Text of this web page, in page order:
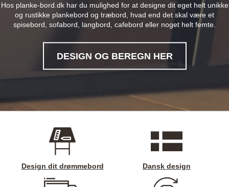
Hos planke-bord.dk har du mulighed for at designe dit eget helt unikke
og rustikke plankebord og træbord, hvad end det skal være et
spisebord, sofabord, langbord, cafebord eller noget helt femte.
DESIGN OG BEREGN HER
Design dit drømmebord Dansk design